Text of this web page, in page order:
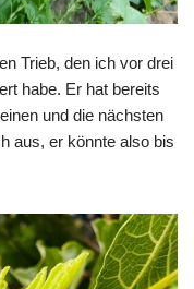
Trieb, den ich vor drei
habe. Er hat bereits
und die nächsten
aus, er könnte also bis